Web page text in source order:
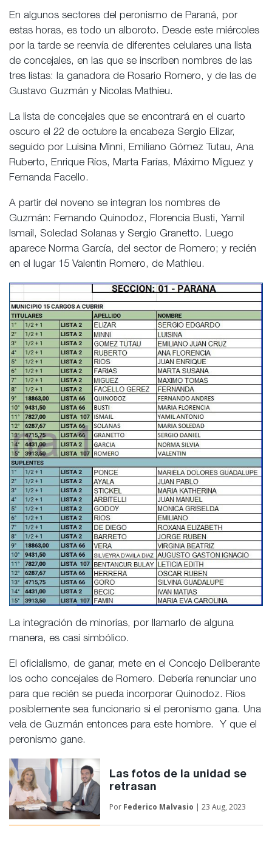
En algunos sectores del peronismo de Paraná, por
estas horas, es todo un alboroto. Desde este miércoles
por la tarde se reenvía de diferentes celulares una lista
de concejales, en las que se inscriben nombres de las
tres listas: la ganadora de Rosario Romero, y de las de
Gustavo Guzmán y Nicolas Mathieu.
La lista de concejales que se encontrará en el cuarto
oscuro el 22 de octubre la encabeza Sergio Elizar,
seguido por Luisina Minni, Emiliano Gómez Tutau, Ana
Ruberto, Enrique Ríos, Marta Farías, Máximo Miguez y
Fernanda Facello.
A partir del noveno se integran los nombres de
Guzmán: Fernando Quinodoz, Florencia Busti, Yamil
Ismail, Soledad Solanas y Sergio Granetto. Luego
aparece Norma García, del sector de Romero; y recién
en el lugar 15 Valentin Romero, de Mathieu.
La integración de minorías, por llamarlo de alguna
manera, es casi simbólico.
El oficialismo, de ganar, mete en el Concejo Deliberante
los ocho concejales de Romero. Debería renunciar uno
para que recién se pueda incorporar Quinodoz. Ríos
posiblemente sea funcionario si el peronismo gana. Una
vela de Guzmán entonces para este hombre. Y que el
peronismo gane.
Las fotos de la unidad se
retrasan
Por Federico Malvasio | 23 Aug, 2023